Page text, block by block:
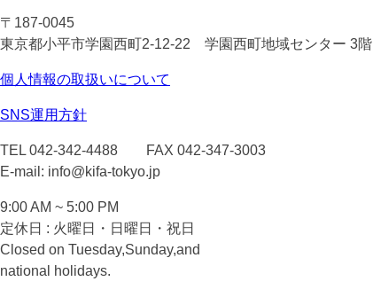
〒187-0045
東京都小平市学園西町2-12-22 学園西町地域センター 3階
個人情報の取扱いについて
SNS運用方針
TEL 042-342-4488 FAX 042-347-3003
E-mail: info@kifa-tokyo.jp
9:00 AM ~ 5:00 PM
定休日 : 火曜日・日曜日・祝日
Closed on Tuesday,Sunday,and
national holidays.